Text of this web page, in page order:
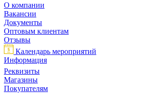
О компании
Вакансии
Документы
Оптовым клиентам
Отзывы
Календарь мероприятий
Информация
Реквизиты
Магазины
Покупателям